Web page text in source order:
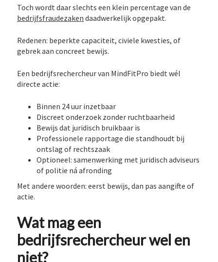
Toch wordt daar slechts een klein percentage van de
bedrijfsfraudezaken daadwerkelijk opgepakt.
Redenen: beperkte capaciteit, civiele kwesties, of
gebrek aan concreet bewijs.
Een bedrijfsrechercheur van MindFitPro biedt wél
directe actie:
Binnen 24 uur inzetbaar
Discreet onderzoek zonder ruchtbaarheid
Bewijs dat juridisch bruikbaar is
Professionele rapportage die standhoudt bij
ontslag of rechtszaak
Optioneel: samenwerking met juridisch adviseurs
of politie ná afronding
Met andere woorden: eerst bewijs, dan pas aangifte of
actie.
Wat mag een
bedrijfsrechercheur wel en
niet?